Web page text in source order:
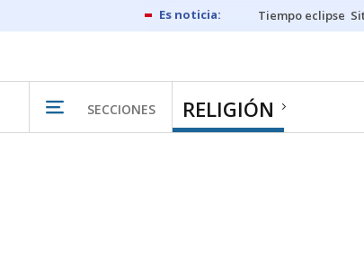
Tiempo eclipse
SECCIONES RELIGIÓN